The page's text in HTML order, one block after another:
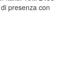
presenza con